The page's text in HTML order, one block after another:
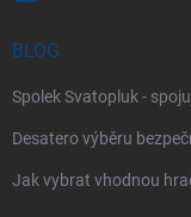
BLOG
Spolek Svatopluk -
Desatero výběru
Jak vybrat vhodnou